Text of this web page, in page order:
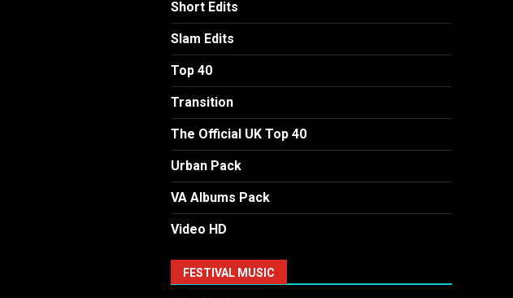
Short Edits
Slam Edits
Top 40
Transition
The Official UK Top 40
Urban Pack
VA Albums Pack
Video HD
FESTIVAL MUSIC